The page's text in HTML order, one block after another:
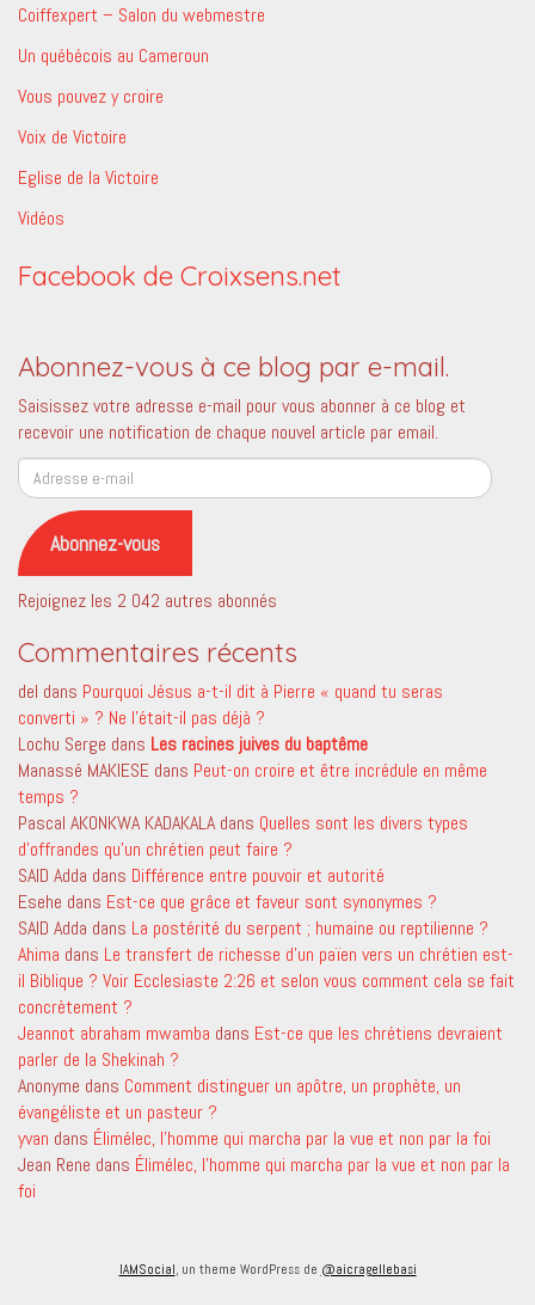
Coiffexpert – Salon du webmestre
Un québécois au Cameroun
Vous pouvez y croire
Voix de Victoire
Eglise de la Victoire
Vidéos
Facebook de Croixsens.net
Abonnez-vous à ce blog par e-mail.
Saisissez votre adresse e-mail pour vous abonner à ce blog et
recevoir une notification de chaque nouvel article par email.
Adresse
e-
mail
Abonnez-vous
Rejoignez les 2 042 autres abonnés
Commentaires récents
del dans Pourquoi Jésus a-t-il dit à Pierre « quand tu seras
converti » ? Ne l’était-il pas déjà ?
Lochu Serge dans Les racines juives du baptême
Manassé MAKIESE dans Peut-on croire et être incrédule en même
temps ?
Pascal AKONKWA KADAKALA dans Quelles sont les divers types
d’offrandes qu’un chrétien peut faire ?
SAID Adda dans Différence entre pouvoir et autorité
Esehe dans Est-ce que grâce et faveur sont synonymes ?
SAID Adda dans La postérité du serpent ; humaine ou reptilienne ?
Ahima dans Le transfert de richesse d’un païen vers un chrétien est-
il Biblique ? Voir Ecclesiaste 2:26 et selon vous comment cela se fait
concrètement ?
Jeannot abraham mwamba dans Est-ce que les chrétiens devraient
parler de la Shekinah ?
Anonyme dans Comment distinguer un apôtre, un prophète, un
évangéliste et un pasteur ?
yvan dans Élimélec, l’homme qui marcha par la vue et non par la foi
Jean Rene dans Élimélec, l’homme qui marcha par la vue et non par la
foi
IAMSocial , un theme WordPress de @aicragellebasi